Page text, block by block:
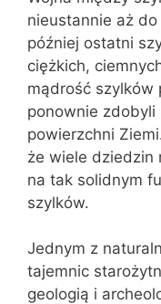
nieustannie aż
później ostatni
ciężkich,
mądrość szylków
ponownie zdobyli
powierzchni
że wiele dziedzin
na tak solidnym
szylków.
Jednym z
tajemnic
geologią i